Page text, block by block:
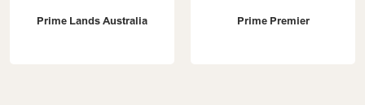
Prime Lands Australia Prime Premier